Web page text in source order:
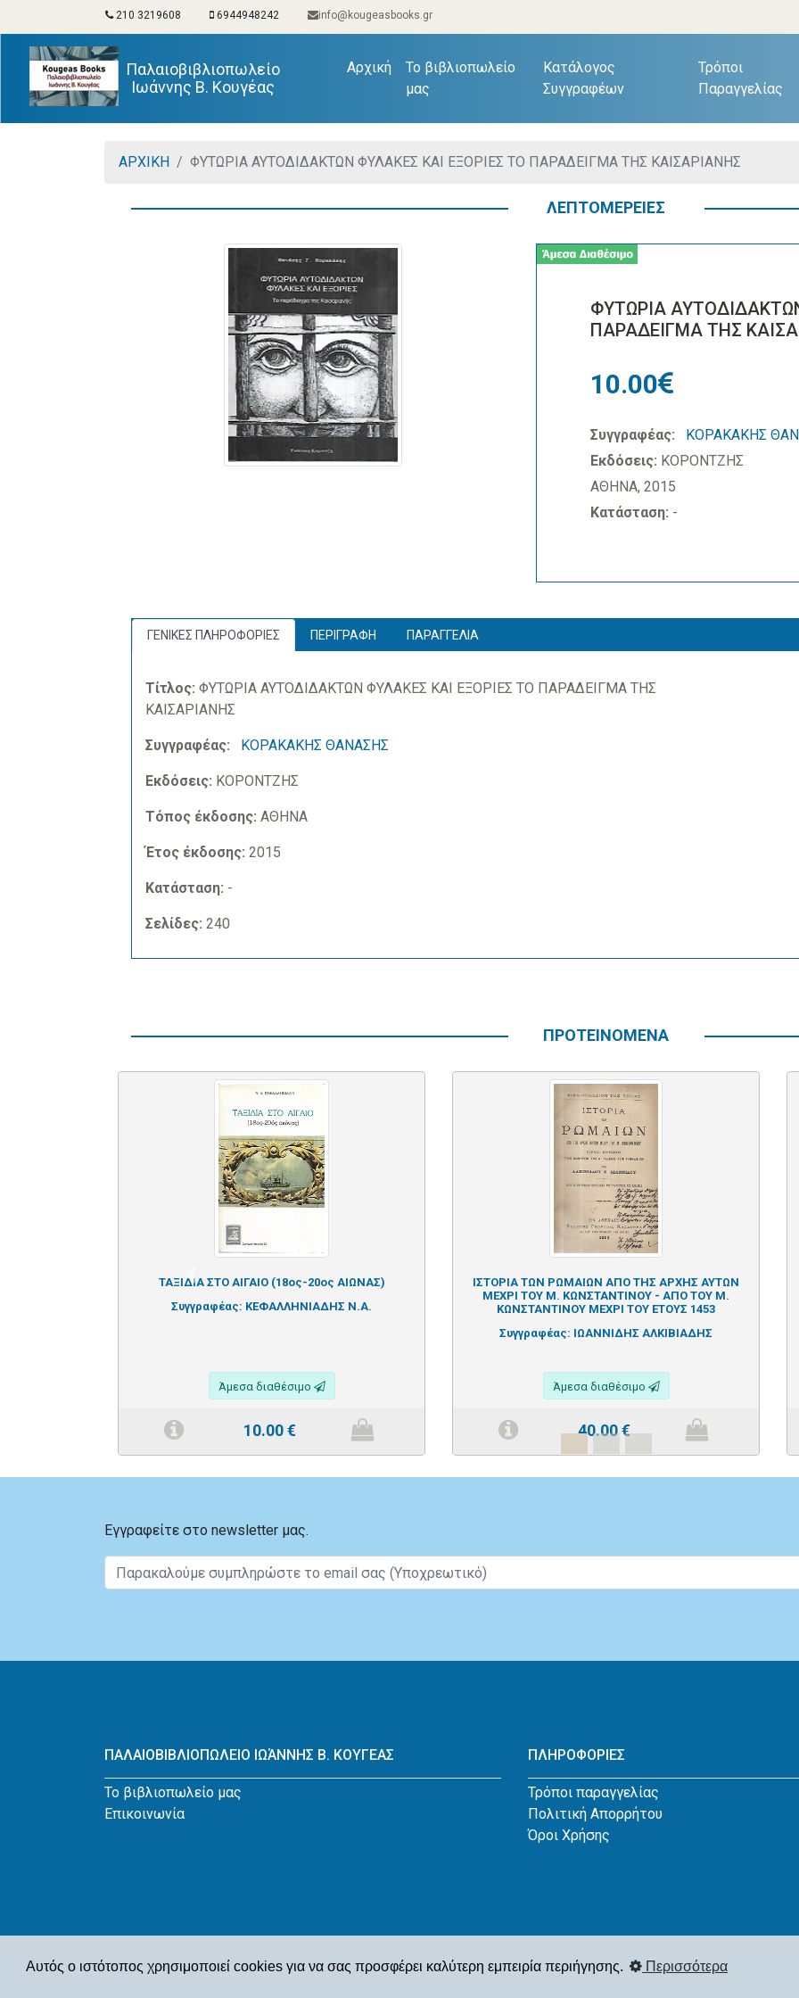
Αυτός ο ιστότοπος χρησιμοποιεί cookies για να σας προσφέρει καλύτερη εμπειρία περιήγησης. Περισσότερα
210 3219608 6944948242 info@kougeasbooks.gr
Παλαιοβιβλιοπωλείο
Ιωάννης Β. Κουγέας
Αρχική(current)
Το βιβλιοπωλείο
μας
Κατάλογος
Συγγραφέων
Τρόποι
Παραγγελίας
ΑΡΧΙΚΗ ΦΥΤΩΡΙΑ ΑΥΤΟΔΙΔΑΚΤΩΝ ΦΥΛΑΚΕΣ ΚΑΙ ΕΞΟΡΙΕΣ ΤΟ ΠΑΡΑΔΕΙΓΜΑ ΤΗΣ ΚΑΙΣΑΡΙΑΝΗΣ
ΛΕΠΤΟΜΕΡΕΙΕΣ
ΦΥΤΩΡΙΑ
ΠΑΡΑΔΕΙΓΜΑ ΤΗΣ
10.00
Συγγραφέας:
ΚΟΡΑΚΑΚΗΣ
Εκδόσεις: ΚΟΡΟΝΤΖΗΣ
ΑΘΗΝΑ, 2015
Κατάσταση: -
ΓΕΝΙΚΕΣ ΠΛΗΡΟΦΟΡΙΕΣ ΠΕΡΙΓΡΑΦΗ ΠΑΡΑΓΓΕΛΙΑ
Τίτλος: ΦΥΤΩΡΙΑ ΑΥΤΟΔΙΔΑΚΤΩΝ ΦΥΛΑΚΕΣ ΚΑΙ ΕΞΟΡΙΕΣ ΤΟ ΠΑΡΑΔΕΙΓΜΑ ΤΗΣ
ΚΑΙΣΑΡΙΑΝΗΣ
Συγγραφέας: ΚΟΡΑΚΑΚΗΣ ΘΑΝΑΣΗΣ
Εκδόσεις: ΚΟΡΟΝΤΖΗΣ
Τόπος έκδοσης: ΑΘΗΝΑ
Έτος έκδοσης: 2015
Κατάσταση: -
Σελίδες: 240
ΠΡΟΤΕΙΝΟΜΕΝΑ
ΤΑΞΙΔΙΑ ΣΤΟ ΑΙΓΑΙΟ (18ος-20ος ΑΙΩΝΑΣ)
Συγγραφέας: ΚΕΦΑΛΛΗΝΙΑΔΗΣ Ν.Α.
Άμεσα διαθέσιμο
10.00€
ΙΣΤΟΡΙΑ ΤΩΝ ΡΩΜΑΙΩΝ ΑΠΟ ΤΗΣ ΑΡΧΗΣ ΑΥΤΩΝ
ΜΕΧΡΙ ΤΟΥ Μ. ΚΩΝΣΤΑΝΤΙΝΟΥ - ΑΠΟ ΤΟΥ Μ.
ΚΩΝΣΤΑΝΤΙΝΟΥ ΜΕΧΡΙ ΤΟΥ ΕΤΟΥΣ 1453
Συγγραφέας: ΙΩΑΝΝΙΔΗΣ ΑΛΚΙΒΙΑΔΗΣ
Άμεσα διαθέσιμο
40.00€
Previous
Εγγραφείτε στο newsletter μας.
ΠΑΛΑΙΟΒΙΒΛΙΟΠΩΛΕΙΟ ΙΩΆΝΝΗΣ Β. ΚΟΥΓΕΑΣ
Το βιβλιοπωλείο μας
Επικοινωνία
ΠΛΗΡΟΦΟΡΙΕΣ
Τρόποι παραγγελίας
Πολιτική Απορρήτου
Όροι Χρήσης
© Παλαιοβιβλιοπωλείο Ιωάννης Β. Κουγέας 2026